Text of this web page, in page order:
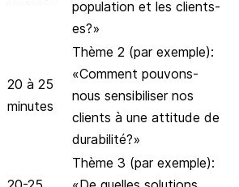
population et les clients-
es?»
20 à 25
minutes
Thème 2 (par exemple):
«Comment pouvons-
nous sensibiliser nos
clients à une attitude de
durabilité?»
Thème 3 (par exemple):